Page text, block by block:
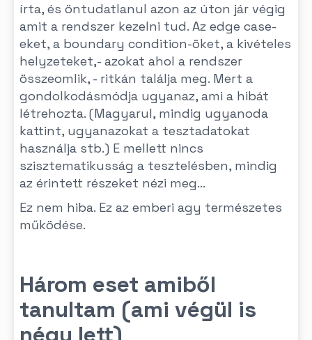
írta, és öntudatlanul azon az úton jár végig
amit a rendszer kezelni tud. Az edge case-
eket, a boundary condition-öket, a kivételes
helyzeteket,- azokat ahol a rendszer
összeomlik, - ritkán találja meg. Mert a
gondolkodásmódja ugyanaz, ami a hibát
létrehozta. (Magyarul, mindig ugyanoda
kattint, ugyanazokat a tesztadatokat
használja stb.) E mellett nincs
szisztematikusság a tesztelésben, mindig
az érintett részeket nézi meg...
Ez nem hiba. Ez az emberi agy természetes
működése.
Három eset amiből
tanultam (ami végül is
négy lett)